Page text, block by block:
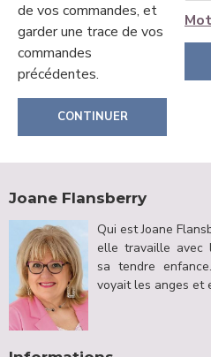
de vos commandes, et
garder une trace de vos
commandes
précédentes.
CONTINUER
Joane Flansberry
Qui est Joane
elle travaille avec
sa tendre
voyait les anges et